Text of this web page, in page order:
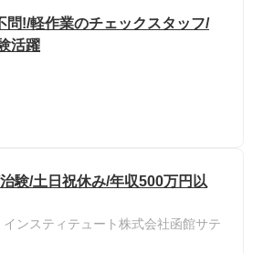
問!/軽作業のチェックスタッフ/
活躍
験/土日祝休み/年収500万円以
ンスティテュート株式会社函館サテ